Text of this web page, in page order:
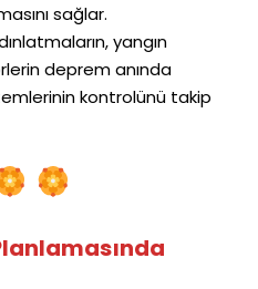
sağlar.
yangın
deprem anında
kontrolünü takip